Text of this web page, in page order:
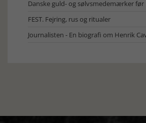
Danske guld- og sølvsmedemærker før
FEST. Fejring, rus og ritualer
Journalisten - En biografi om Henrik